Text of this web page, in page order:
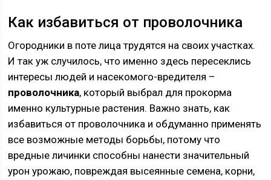
Как избавиться от проволочника
Огородники в поте лица трудятся на своих участках.
И так уж случилось, что именно здесь пересеклись
интересы людей и насекомого-вредителя –
проволочника, который выбрал для прокорма
именно культурные растения. Важно знать, как
избавиться от проволочника и обдуманно применять
все возможные методы борьбы, потому что
вредные личинки способны нанести значительный
урон урожаю, повреждая высеянные семена, корни,